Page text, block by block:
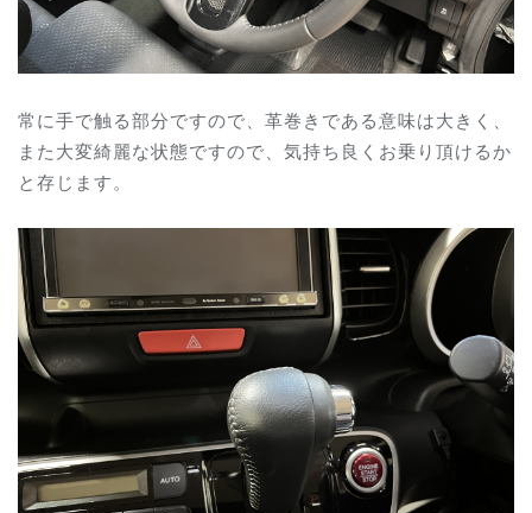
常に手で触る部分ですので、革巻きである意味は大きく、
また大変綺麗な状態ですので、気持ち良くお乗り頂けるか
と存じます。